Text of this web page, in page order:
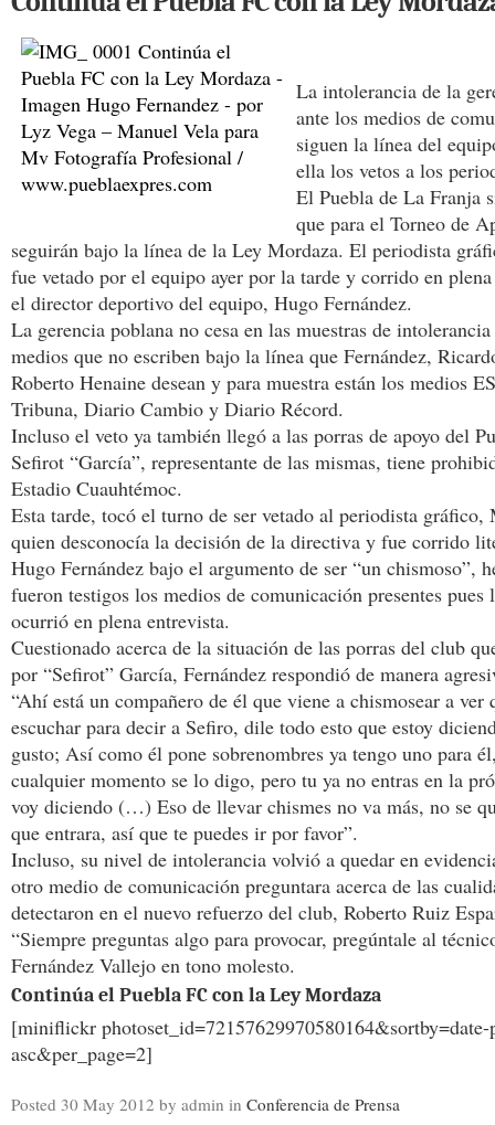
La intolerancia de la
ante los medios de
siguen la línea del
ella los vetos a los
El Puebla de La Franja
que para el Torneo de
seguirán bajo la línea de la Ley Mordaza. El periodista
fue vetado por el equipo ayer por la tarde y corrido en
el director deportivo del equipo, Hugo Fernández.
La gerencia poblana no cesa en las muestras de
medios que no escriben bajo la línea que Fernández,
Roberto Henaine desean y para muestra están los medios
Tribuna, Diario Cambio y Diario Récord.
Incluso el veto ya también llegó a las porras de apoyo del
Sefirot “García”, representante de las mismas, tiene
Estadio Cuauhtémoc.
Esta tarde, tocó el turno de ser vetado al periodista gráfico,
quien desconocía la decisión de la directiva y fue corrido
Hugo Fernández bajo el argumento de ser “un chismoso”,
fueron testigos los medios de comunicación presentes pues
ocurrió en plena entrevista.
Cuestionado acerca de la situación de las porras del club
por “Sefirot” García, Fernández respondió de manera
“Ahí está un compañero de él que viene a chismosear a ver
escuchar para decir a Sefiro, dile todo esto que estoy
gusto; Así como él pone sobrenombres ya tengo uno para
cualquier momento se lo digo, pero tu ya no entras en la
voy diciendo (…) Eso de llevar chismes no va más, no se
que entrara, así que te puedes ir por favor”.
Incluso, su nivel de intolerancia volvió a quedar en
otro medio de comunicación preguntara acerca de las
detectaron en el nuevo refuerzo del club, Roberto Ruiz
“Siempre preguntas algo para provocar, pregúntale al
Fernández Vallejo en tono molesto.
Continúa el Puebla FC con la Ley Mordaza
[miniflickr photoset_id=72157629970580164&sortby=date-
asc&per_page=2]
Posted 30 May 2012 by admin in Conferencia de Prensa